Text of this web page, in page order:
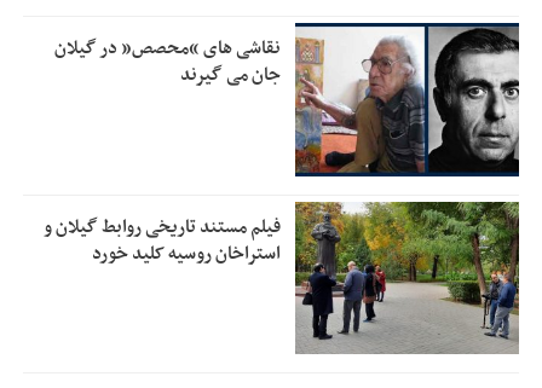
10:24 جهانگیر: امروز خبرنگاران ایران به عنوان خار چشم می‌درخشند
10:08
اتفاق عجیب در استقلال؛ امضای شجاعی پای صورت‌های مالی
٩ماه پس از استعفا
نقاشی های “محصص” در گیلان
جان می گیرند
فیلم مستند تاریخی روابط گیلان و
استراخان روسیه کلید خورد